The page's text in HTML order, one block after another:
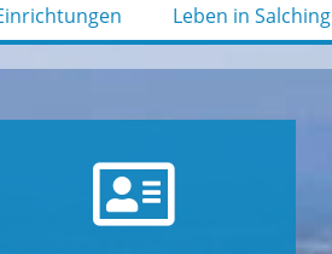
Leben in Salching